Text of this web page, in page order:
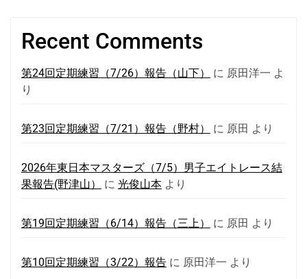
Recent Comments
第24回定期練習（7/26）報告（山下） に 原田洋一 よ
り
第23回定期練習（7/21）報告（野村） に 原田 より
2026年東日本マスターズ（7/5）男子エイトレース結
果報告(野津山）
に 光俊山本 より
第19回定期練習（6/14）報告（三上） に 原田 より
第10回定期練習（3/22）報告 に 原田洋一 より